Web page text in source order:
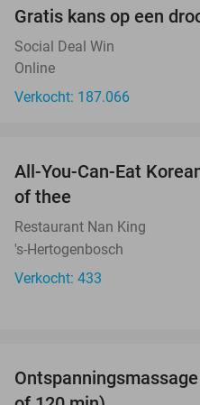
Gratis kans op een
Social Deal Win
Online
Verkocht: 187.066
All-You-Can-Eat
of thee
Restaurant Nan King
's-Hertogenbosch
Verkocht: 433